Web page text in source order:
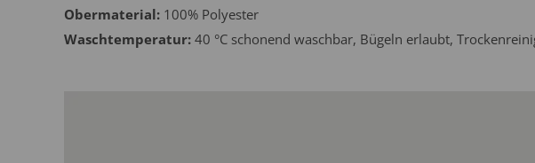
Obermaterial: 100% Polyester
Waschtemperatur: 40 °C schonend waschbar, Bügeln erlaubt,